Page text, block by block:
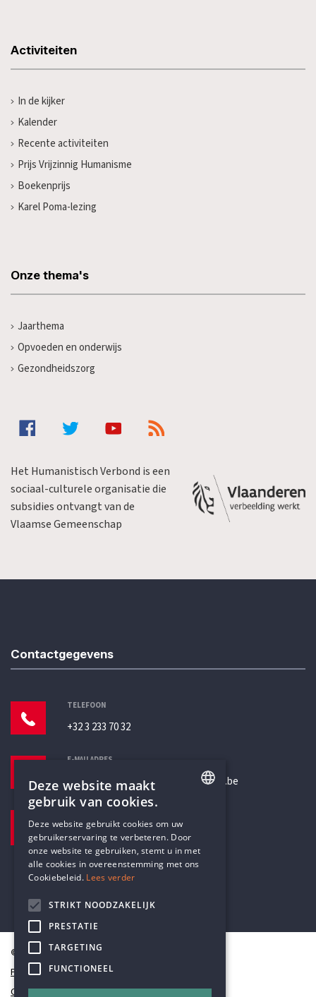
Activiteiten
In de kijker
Kalender
Recente activiteiten
Prijs Vrijzinnig Humanisme
Boekenprijs
Karel Poma-lezing
Onze thema's
Jaarthema
Opvoeden en onderwijs
Gezondheidszorg
Het Humanistisch Verbond is een
sociaal-culturele organisatie die
subsidies ontvangt van de
Vlaamse Gemeenschap
Contactgegevens
TELEFOON
+32 3 233 70 32
E-MAILADRES
secretariaat@humanistischverbond.be
Pottenbrug 4
Antwerpen, 2000
© Humanistisch Verbond 2026
Privacy
Cookiestatement
DUTCH
Deze website maakt
gebruik van cookies.
Deze website gebruikt cookies om uw
gebruikerservaring te verbeteren. Door
onze website te gebruiken, stemt u in met
alle cookies in overeenstemming met ons
Cookiebeleid. Lees verder
STRIKT NOODZAKELIJK
PRESTATIE
TARGETING
FUNCTIONEEL